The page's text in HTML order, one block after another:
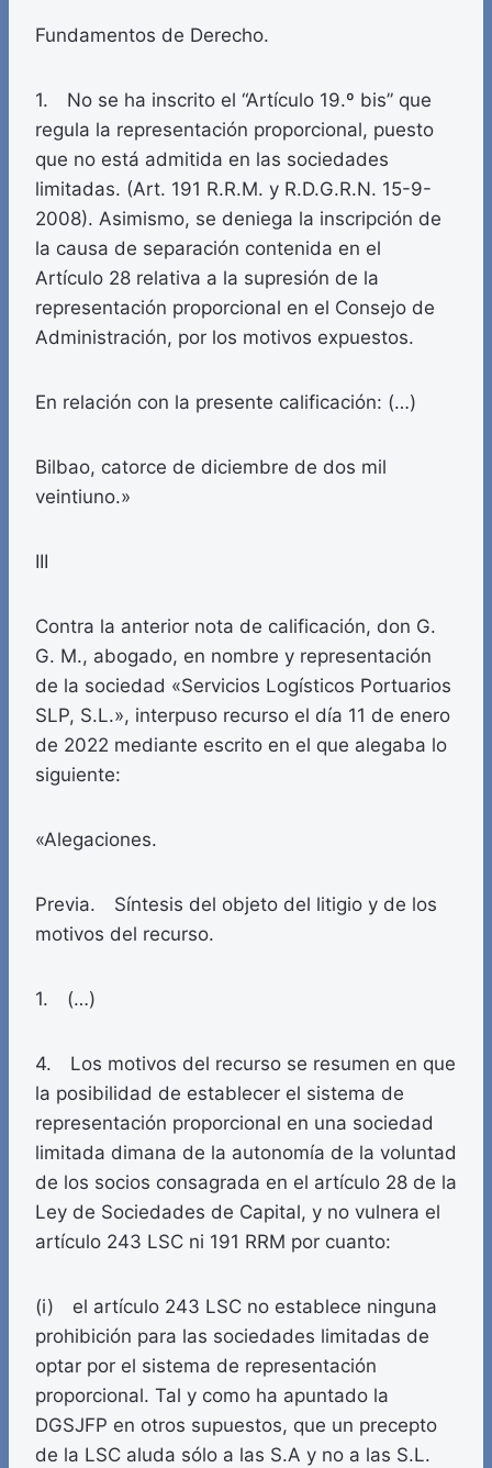
Fundamentos de Derecho.
1. No se ha inscrito el “Artículo 19.º bis” que
regula la representación proporcional, puesto
que no está admitida en las sociedades
limitadas. (Art. 191 R.R.M. y R.D.G.R.N. 15-9-
2008). Asimismo, se deniega la inscripción de
la causa de separación contenida en el
Artículo 28 relativa a la supresión de la
representación proporcional en el Consejo de
Administración, por los motivos expuestos.
En relación con la presente calificación: (…)
Bilbao, catorce de diciembre de dos mil
veintiuno.»
III
Contra la anterior nota de calificación, don G.
G. M., abogado, en nombre y representación
de la sociedad «Servicios Logísticos Portuarios
SLP, S.L.», interpuso recurso el día 11 de enero
de 2022 mediante escrito en el que alegaba lo
siguiente:
«Alegaciones.
Previa. Síntesis del objeto del litigio y de los
motivos del recurso.
1. (…)
4. Los motivos del recurso se resumen en que
la posibilidad de establecer el sistema de
representación proporcional en una sociedad
limitada dimana de la autonomía de la voluntad
de los socios consagrada en el artículo 28 de la
Ley de Sociedades de Capital, y no vulnera el
artículo 243 LSC ni 191 RRM por cuanto:
(i) el artículo 243 LSC no establece ninguna
prohibición para las sociedades limitadas de
optar por el sistema de representación
proporcional. Tal y como ha apuntado la
DGSJFP en otros supuestos, que un precepto
de la LSC aluda sólo a las S.A y no a las S.L.